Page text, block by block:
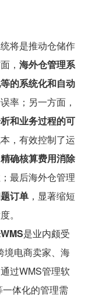
将是推动仓储作
， 海外仓管理系
的系统化和自动
率；另一方面，
和业务过程的可
，有效控制了运
确核算费用消除
最后海外仓管理
订单 ，显著缩短
。
是业内颇受
境电商卖家、海
过WMS管理软
体化的管理需